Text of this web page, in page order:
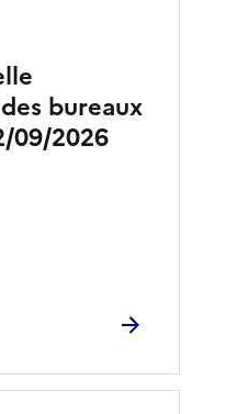
bureaux
09/2026